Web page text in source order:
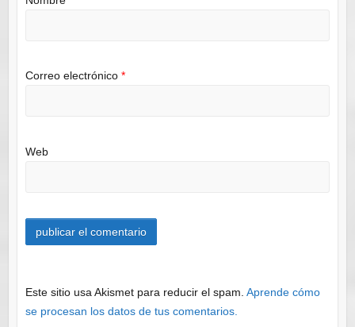
Correo electrónico *
Web
Este sitio usa Akismet para reducir el spam. Aprende cómo
se procesan los datos de tus comentarios.